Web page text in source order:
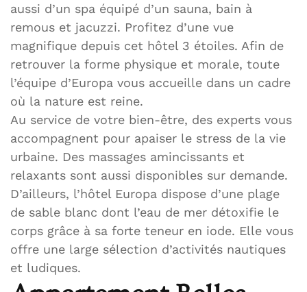
aussi d’un spa équipé d’un sauna, bain à
remous et jacuzzi. Profitez d’une vue
magnifique depuis cet hôtel 3 étoiles. Afin de
retrouver la forme physique et morale, toute
l’équipe d’Europa vous accueille dans un cadre
où la nature est reine.
Au service de votre bien-être, des experts vous
accompagnent pour apaiser le stress de la vie
urbaine. Des massages amincissants et
relaxants sont aussi disponibles sur demande.
D’ailleurs, l’hôtel Europa dispose d’une plage
de sable blanc dont l’eau de mer détoxifie le
corps grâce à sa forte teneur en iode. Elle vous
offre une large sélection d’activités nautiques
et ludiques.